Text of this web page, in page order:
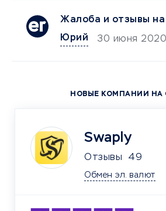
Жалоба и отзывы
Юрий
30 июня 2020
НОВЫЕ КОМПАНИИ НА
Swaply
Отзывы 49
Обмен эл. валют